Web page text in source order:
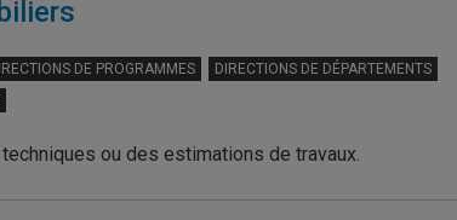
DE PROGRAMMES
DIRECTIONS DE DÉPARTEMENTS
ou des estimations de travaux.